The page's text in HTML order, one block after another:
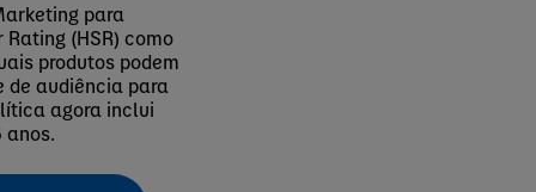
para
(HSR) como
produtos podem
de audiência para
agora inclui
anos.